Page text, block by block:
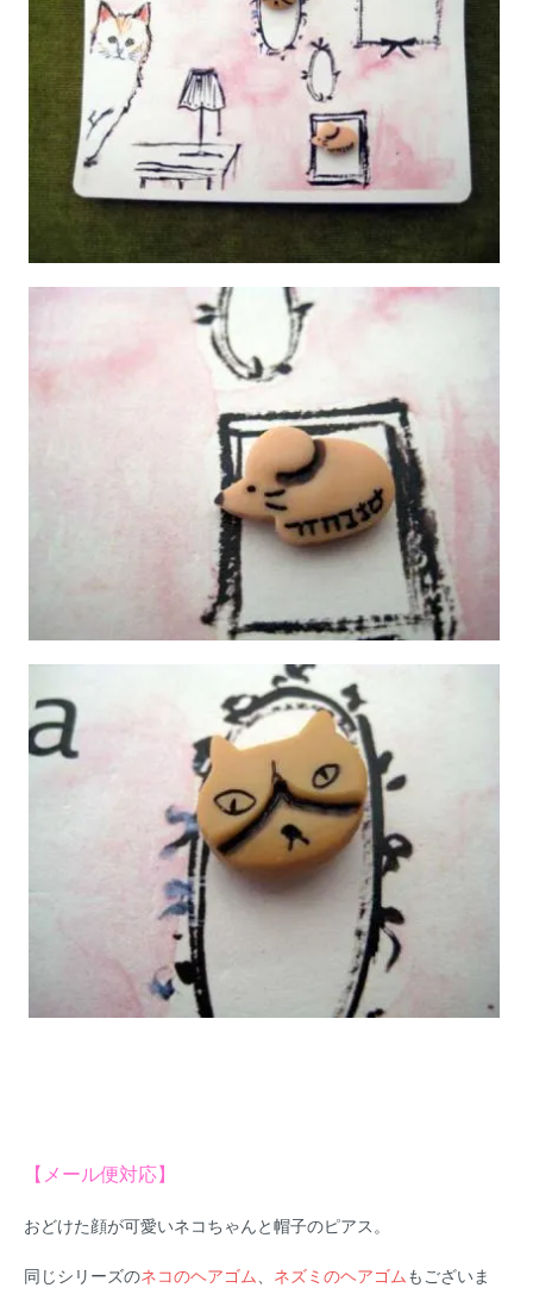
【メール便対応】
おどけた顔が可愛いネコちゃんと帽子のピアス。
同じシリーズのネコのヘアゴム ネズミのヘアゴム もございま